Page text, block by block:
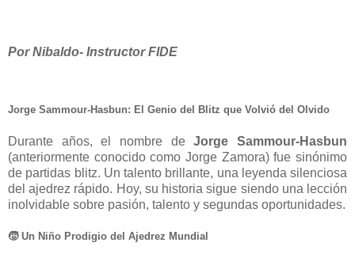
Por Nibaldo- Instructor FIDE
Jorge Sammour-Hasbun: El Genio del Blitz que Volvió del Olvido
Durante años, el nombre deJorge Sammour-Hasbun
(anteriormente conocido como Jorge Zamora) fue sinónimo
de partidas blitz. Un talento brillante, una leyenda silenciosa
del ajedrez rápido. Hoy, su historia sigue siendo una lección
inolvidable sobre pasión, talento y segundas oportunidades.
🧒 Un Niño Prodigio del Ajedrez Mundial